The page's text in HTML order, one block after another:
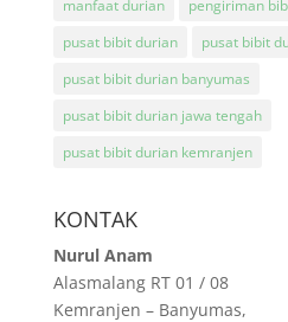
manfaat durian
pengiriman
pusat bibit durian
pusat bibit
pusat bibit durian banyumas
pusat bibit durian jawa tengah
pusat bibit durian kemranjen
KONTAK
Nurul Anam
Alasmalang RT 01 / 08
Kemranjen – Banyumas,